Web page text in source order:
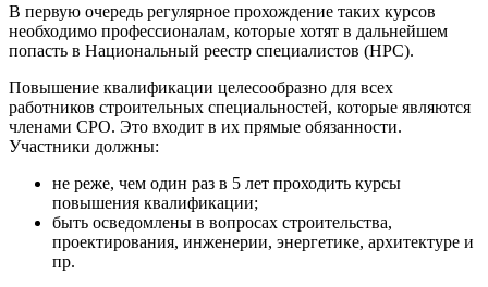
В первую очередь регулярное прохождение таких курсов
необходимо профессионалам, которые хотят в дальнейшем
попасть в Национальный реестр специалистов (НРС).
Повышение квалификации целесообразно для всех
работников строительных специальностей, которые являются
членами СРО. Это входит в их прямые обязанности.
Участники должны:
не реже, чем один раз в 5 лет проходить курсы
повышения квалификации;
быть осведомлены в вопросах строительства,
проектирования, инженерии, энергетике, архитектуре и
пр.